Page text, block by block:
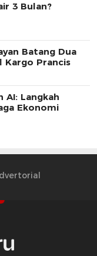
3 Bulan?
Batang Dua
Kargo Prancis
AI: Langkah
Ekonomi